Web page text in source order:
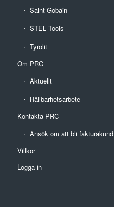
Saint-Gobain
STEL Tools
Tyrolit
Om PRC
Aktuellt
Hållbarhetsarbete
Kontakta PRC
Ansök om att bli fakturakund
Villkor
Logga in